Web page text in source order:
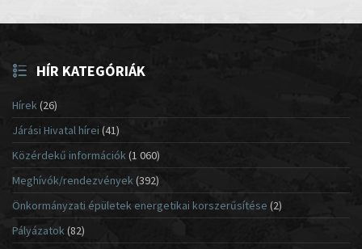
HÍR KATEGÓRIÁK
Hírek(26)
Járási Hivatal hírei (41)
Közérdekű információk(1 060)
Meghívók/rendezvények (392)
Önkormányzati épületek energetikai korszerűsítése (2)
Pályázatok (82)